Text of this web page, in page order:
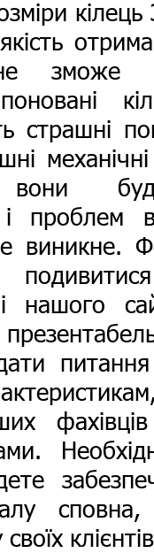
кілець
зможе
страшні
механічні
і проблем
виникне.
нашого